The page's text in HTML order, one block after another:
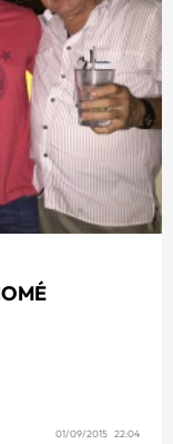
01/09/2015 22:04